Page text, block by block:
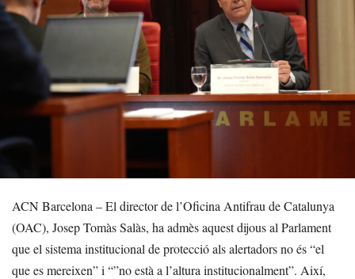
ACN Barcelona – El director de l’Oficina Antifrau de Catalunya
(OAC), Josep Tomàs Salàs, ha admès aquest dijous al Parlament
que el sistema institucional de protecció als alertadors no és “el
que es mereixen” i “”no està a l’altura institucionalment”. Així,